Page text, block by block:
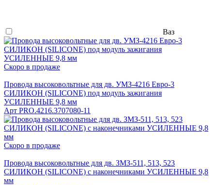
Ваз
Скоро в продаже
Провода высоковольтные для дв. УМЗ-4216 Евро-3
СИЛИКОН (SILICONE) под модуль зажигания
УСИЛЕННЫЕ 9,8 мм
Арт PRO.4216.3707080-11
Скоро в продаже
Провода высоковольтные для дв. ЗМЗ-511, 513, 523
СИЛИКОН (SILICONE) с наконечниками УСИЛЕННЫЕ 9,8
мм